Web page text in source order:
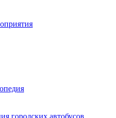
городских автобусов